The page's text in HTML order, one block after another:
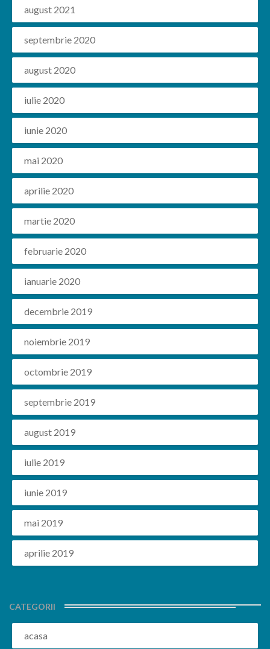
august 2021
septembrie 2020
august 2020
iulie 2020
iunie 2020
mai 2020
aprilie 2020
martie 2020
februarie 2020
ianuarie 2020
decembrie 2019
noiembrie 2019
octombrie 2019
septembrie 2019
august 2019
iulie 2019
iunie 2019
mai 2019
aprilie 2019
CATEGORII
acasa